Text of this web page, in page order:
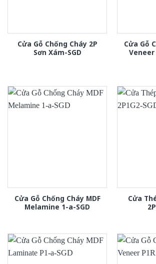
Cửa Gỗ Chống Cháy 2P
Sơn Xám-SGD
Cửa Gỗ
Veneer
Cửa Gỗ Chống Cháy MDF
Melamine 1-a-SGD
Cửa